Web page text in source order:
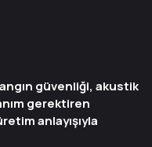
güvenliği, akustik
gerektiren
anlayışıyla